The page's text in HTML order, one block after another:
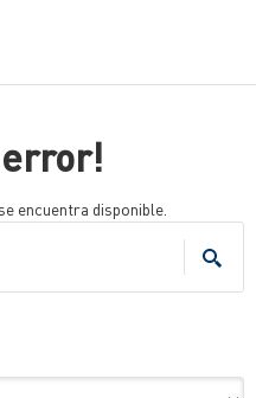
encuentra disponible.